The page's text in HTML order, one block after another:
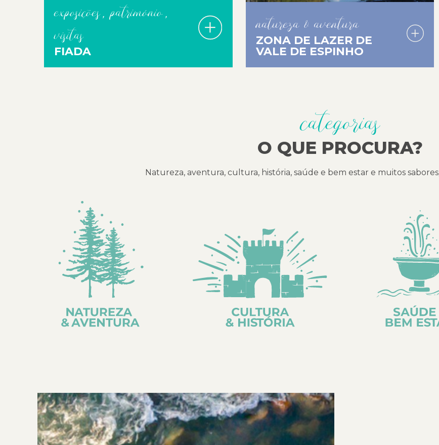
exposições, património,
visitas
FIADA
natureza & aventura
ZONA DE LAZER DE
VALE DE ESPINHO
categorias
O QUE PROCURA?
Natureza, aventura, cultura, história, saúde e bem estar e muitos